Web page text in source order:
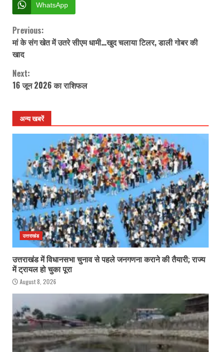
WhatsApp
Continue
Reading
Previous:
मां के संग खेत में उतरे सीएम धामी…खुद चलाया टिलर, डाली गोबर की
खाद
Next:
16 जून 2026 का राशिफल
अन्य खबरें
उत्तराखंड
उत्तराखंड में विधानसभा चुनाव से पहले जनगणना कराने की तैयारी; राज्य
में ट्रायल हो चुका पूरा
August 8, 2026